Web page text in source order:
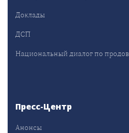
Доклады
ДСП
Национальный диалог по
Пресс-Центр
Анонсы